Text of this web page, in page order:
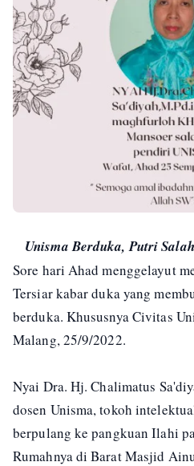
Unisma Berduka, Putri
Sore hari Ahad menggelayut
Tersiar kabar duka yang
berduka. Khususnya Civitas
Malang, 25/9/2022.
Nyai Dra. Hj. Chalimatus
dosen Unisma, tokoh
berpulang ke pangkuan Ilahi
Rumahnya di Barat Masjid